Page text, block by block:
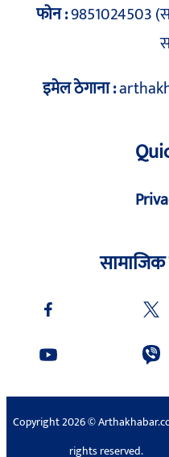
फोन :9851024503
इमेल ठेगाना :
Copyright 2026 ©
rights reserved.